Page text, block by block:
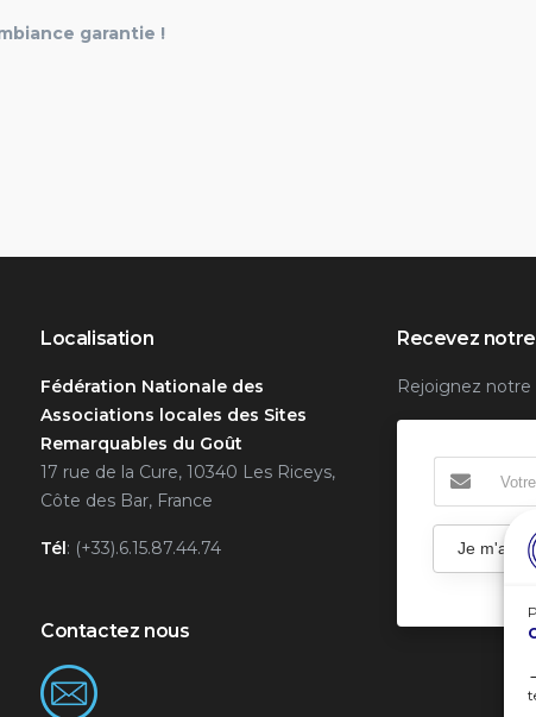
garantie !
Localisation
Fédération Nationale des
Associations locales des Sites
Remarquables du Goût
17 rue de la Cure, 10340 Les Riceys,
Côte des Bar, France
Tél: (+33).6.15.87.44.74
Contactez nous
Recevez
Rejoignez
Je